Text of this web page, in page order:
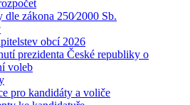
dle zákona 250⁄2000 Sb.
obcí 2026
prezidenta České republiky o
voleb
pro kandidáty a voliče